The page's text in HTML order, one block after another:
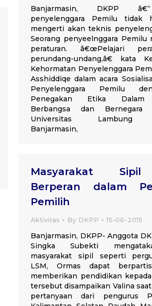
Banjarmasin, DKPP
penyelenggara Pemilu tidak
mengerti akan teknis
Seorang penyeelnggara Pemilu
peraturan. â€œPelajari
perundang-undang,â€ kata
Kehormatan Penyelenggara
Asshiddiqe dalam acara
Penyelenggara Pemilu
Penegakan Etika Dalam
Berbangsa dan Bernegara
Universitas Lambung
Banjarmasin,
Masyarakat
Berperan dalam
Pemilih
Aktivitas By DKPP 15-06-2015
Banjarmasin, DKPP- Anggota
Singka Subekti
masyarakat sipil seperti
LSM, Ormas dapat
memberikan pendidikan
tersebut disampaikan Valina
pertanyaan dari pengurus